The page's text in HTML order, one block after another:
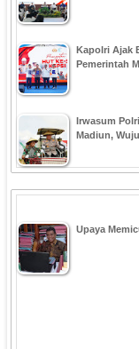
Kapolri Ajak
Pemerintah
Irwasum
Madiun,
Upaya